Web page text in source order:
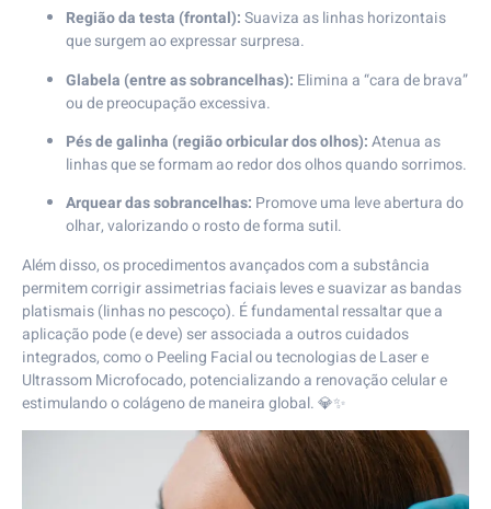
Região da testa (frontal):Suaviza as linhas horizontais
que surgem ao expressar surpresa.
Glabela (entre as sobrancelhas): Elimina a “cara de brava”
ou de preocupação excessiva.
Pés de galinha (região orbicular dos olhos):Atenua as
linhas que se formam ao redor dos olhos quando sorrimos.
Arquear das sobrancelhas: Promove uma leve abertura do
olhar, valorizando o rosto de forma sutil.
Além disso, os procedimentos avançados com a substância
permitem corrigir assimetrias faciais leves e suavizar as bandas
platismais (linhas no pescoço). É fundamental ressaltar que a
aplicação pode (e deve) ser associada a outros cuidados
integrados, como oPeeling Facialou tecnologias deLaser e
Ultrassom Microfocado, potencializando a renovação celular e
estimulando o colágeno de maneira global. 💎✨